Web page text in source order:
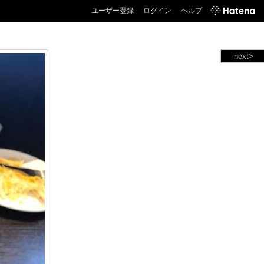
ユーザー登録 ログイン ヘルプ
next>